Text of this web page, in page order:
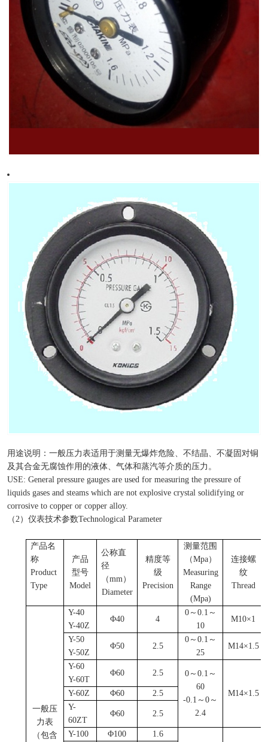
用途说明：一般压力表适用于测量无爆炸危险、不结晶、不凝固对铜
及其合金无腐蚀作用的液体、气体和蒸汽等介质的压力。
USE: General pressure gauges are used for measuring the pressure of
liquids gases and steams which are not explosive crystal solidifying or
corrosive to copper or copper alloy.
（ 2 ）仪表技术参数Technological Parameter
产品名
称
Product
Type
产品
型号
Model
公称直
径
（mm ）
Diameter
精度等
级
Precision
测量范围
（Mpa）
Measuring
Range
(Mpa)
连接螺
纹
Thread
一般压
力表
（包含
Y-40
Y-40Z
Φ40 4
0～0.1～
10
M10×1
Y-50
Y-50Z
Φ50 2.5
0～ 0.1 ～
25
M14×1.5
Y-60
Y-60T
Φ60 2.5 0～0.1～
60
-0.1 ～0～
2.4
M14×1.5
Y-60Z Φ60
2.5
Y-
60ZT
Φ60 2.5
Y-100 Φ100 1.6